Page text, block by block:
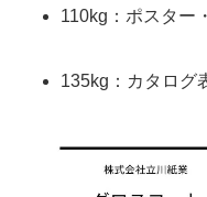
110kg：ポスター
135kg：カタログ